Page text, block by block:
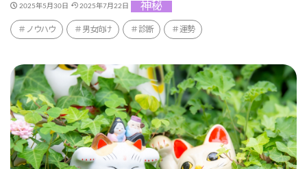
2025年5月30日 2025年7月22日 神秘
ノウハウ 男女向け 診断 運勢